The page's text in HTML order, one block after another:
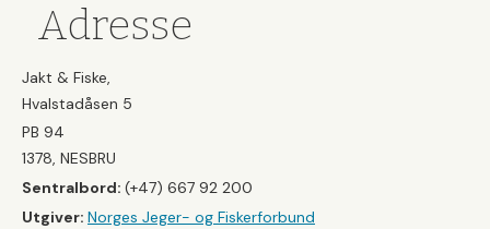
Adresse
Jakt & Fiske,
Hvalstadåsen 5
PB 94
1378, NESBRU
Sentralbord: (+47) 667 92 200
Utgiver: Norges Jeger- og Fiskerforbund